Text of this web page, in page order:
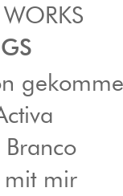
Branco
mit mir